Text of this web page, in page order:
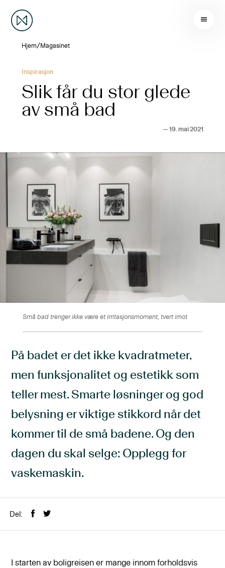
Hjem/ Magasinet
Slik får du stor glede
av små bad
Inspirasjon
—19. mai 2021
Små bad trenger ikke være et irritasjonsmoment, tvert imot
På badet er det ikke kvadratmeter,
men funksjonalitet og estetikk som
teller mest. Smarte løsninger og god
belysning er viktige stikkord når det
kommer til de små badene. Og den
dagen du skal selge: Opplegg for
vaskemaskin.
Del:
I starten av boligreisen er mange innom forholdsvis